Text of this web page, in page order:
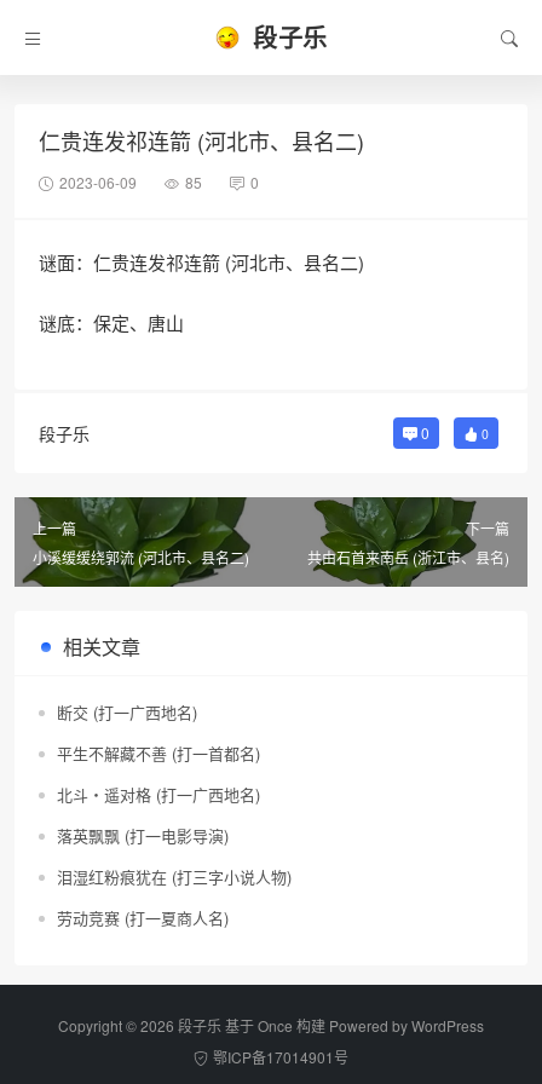
段子乐
仁贵连发祁连箭 (河北市、县名二)
2023-06-09 85 0
谜面：仁贵连发祁连箭 (河北市、县名二)
谜底：保定、唐山
段子乐 0 0
上一篇
小溪缓缓绕郭流 (河北市、县名二)
下一篇
共由石首来南岳 (浙江市、县名)
相关文章
断交 (打一广西地名)
平生不解藏不善 (打一首都名)
北斗・遥对格 (打一广西地名)
落英飘飘 (打一电影导演)
泪湿红粉痕犹在 (打三字小说人物)
劳动竞赛 (打一夏商人名)
Copyright © 2026 段子乐 基于 Once 构建 Powered byWordPress
鄂ICP备17014901号